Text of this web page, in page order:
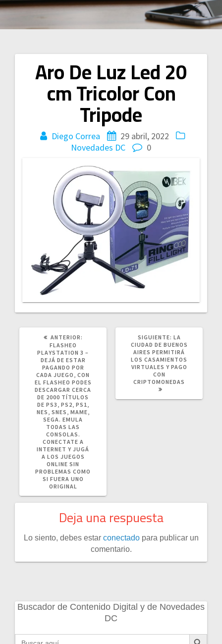
Aro De Luz Led 20
cm Tricolor Con
Tripode
Diego Correa
29 abril, 2022
Novedades DC
0
Navegación
entradas
ANTERIOR:
FLASHEO
PLAYSTATION 3 –
DEJÁ DE ESTAR
PAGANDO POR
CADA JUEGO, CON
EL FLASHEO PODES
DESCARGAR CERCA
DE 2000 TÍTULOS
DE PS3, PS2, PS1,
NES, SNES, MAME,
SEGA. EMULA
TODAS LAS
CONSOLAS.
CONECTATE A
INTERNET Y JUGÁ
A LOS JUEGOS
ONLINE SIN
PROBLEMAS COMO
SI FUERA UNO
ORIGINAL
SIGUIENTE: SIGUIENTE
POST:
LA
CIUDAD DE BUENOS
AIRES PERMITIRÁ
LOS CASAMIENTOS
VIRTUALES Y PAGO
CON
CRIPTOMONEDAS
Deja una respuesta
Lo siento, debes estar conectadopara publicar un
comentario.
Buscador de Contenido Digital y de Novedades
DC
Buscar: Botón de búsqueda